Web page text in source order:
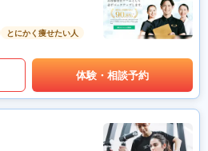
とにかく痩せたい人
体験・相談予約